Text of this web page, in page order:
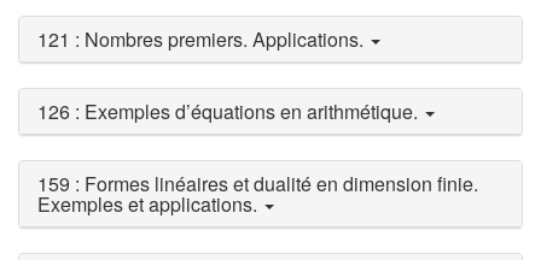
121 : Nombres premiers. Applications.
126 : Exemples d’équations en arithmétique.
159 : Formes linéaires et dualité en dimension finie.
Exemples et applications.